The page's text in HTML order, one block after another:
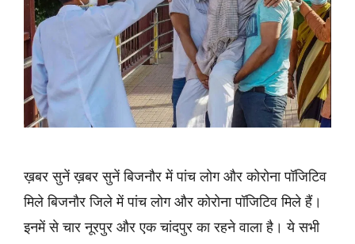
ख़बर सुनें ख़बर सुनें बिजनौर में पांच लोग और कोरोना पॉजिटिव
मिले बिजनौर जिले में पांच लोग और कोरोना पॉजिटिव मिले हैं।
इनमें से चार नूरपुर और एक चांदपुर का रहने वाला है। ये सभी